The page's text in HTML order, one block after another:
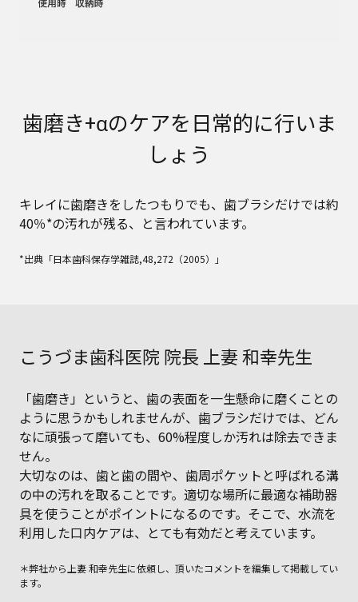
歯磨き+αのケアを日常的に行いま
しょう
キレイに歯磨きをしたつもりでも、歯ブラシだけでは約
40％*の汚れが残る、と言われています。
*出典「日本歯科保存学雑誌,48,272（2005）」
こうづま歯科医院 院長 上妻 和幸先生
「歯磨き」というと、歯の表面を一生懸命に磨くことの
ように思うかもしれませんが、歯ブラシだけでは、どん
なに頑張って磨いても、60%程度しか汚れは除去できま
せん。
大切なのは、歯と歯の間や、歯周ポケットと呼ばれる溝
の中の汚れを取ることです。適切な場所に最適な補助器
具を使うことがポイントになるのです。そこで、水流を
利用した口内ケアは、とても有効だと考えています。
＊弊社から上妻 和幸先生に依頼し、頂いたコメントを編集して掲載してい
ます。